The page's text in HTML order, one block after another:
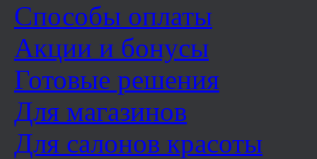
Способы оплаты
Акции и бонусы
Готовые решения
Для магазинов
Для салонов красоты